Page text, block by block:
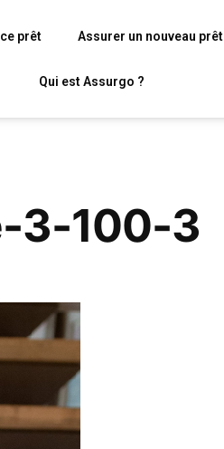
prêt Assurer un nouveau prêt
Qui est Assurgo ?
3-100-3